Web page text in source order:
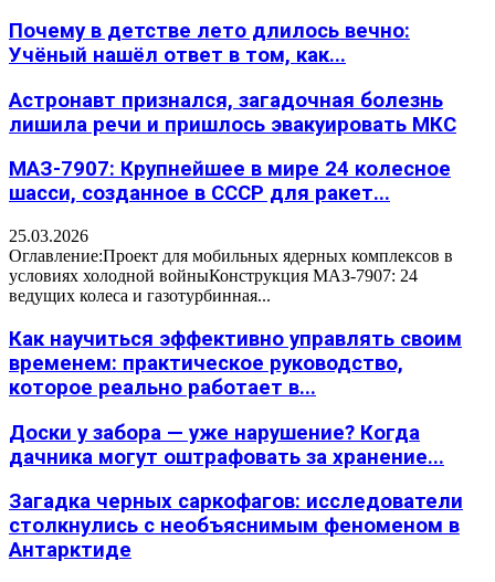
Почему в детстве лето длилось вечно:
Учёный нашёл ответ в том, как...
Астронавт признался, загадочная болезнь
лишила речи и пришлось эвакуировать МКС
МАЗ-7907: Крупнейшее в мире 24 колесное
шасси, созданное в СССР для ракет...
25.03.2026
Оглавление:Проект для мобильных ядерных комплексов в
условиях холодной войныКонструкция МАЗ-7907: 24
ведущих колеса и газотурбинная...
Как научиться эффективно управлять своим
временем: практическое руководство,
которое реально работает в...
Доски у забора — уже нарушение? Когда
дачника могут оштрафовать за хранение...
Загадка черных саркофагов: исследователи
столкнулись с необъяснимым феноменом в
Антарктиде